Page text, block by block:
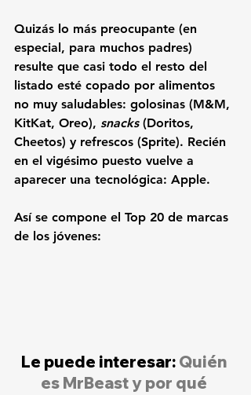
Quizás lo más preocupante (en
especial, para muchos padres)
resulte que casi todo el resto del
listado esté copado por alimentos
no muy saludables: golosinas (M&M,
KitKat, Oreo), snacks (Doritos,
Cheetos) y refrescos (Sprite). Recién
en el vigésimo puesto vuelve a
aparecer una tecnológica: Apple.
Así se compone el Top 20 de marcas
de los jóvenes:
Le puede interesar: Quién
es MrBeast y por qué